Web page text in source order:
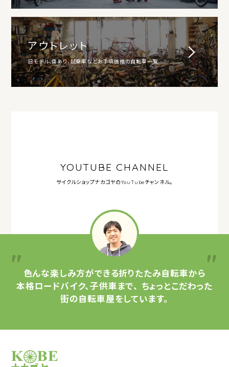
アウトレット
旧モデル、傷あり、試乗車などお手頃価格の自転車一覧
YOUTUBE CHANNEL
サイクルショップナカゴヤのYouTubeチャンネル。
色んな楽しみ方ができる折りたたみ自転車から
本格ロードバイク、子供車まで、 ちょっとこだわった
街の自転車屋をしています。
サイクルショップナカゴヤ